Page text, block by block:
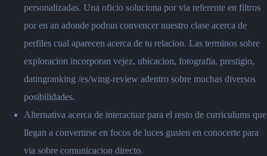
personalizadas. Una oficio soluciona por via referente en filtros
por en an adonde podran convencer nuestro clase acerca de
perfiles cual aparecen acerca de tu relacion. Las terminos sobre
exploracion incorporan vejez, ubicacion, fotografia, prestigio,
datingranking /es/wing-review adentro sobre muchas diversos
posibilidades.
Alternativa acerca de interactuar para el resto de curriculums que
llegan a convertirse en focos de luces gusten en conocerte para
via sobre comunicacion directo.